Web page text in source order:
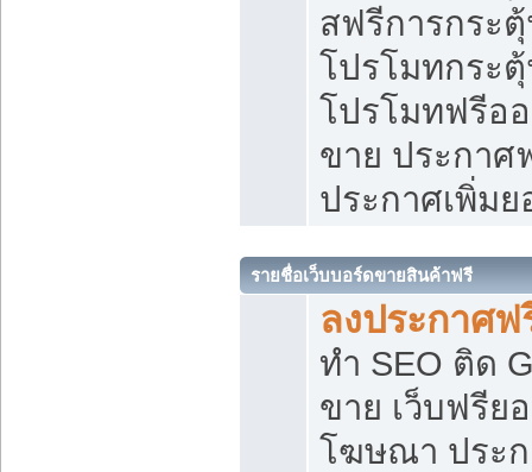
สฟรีการกระ
โปรโมทกระ
โปรโมทฟรีอ
ขาย ประกาศ
ประกาศเพิ่ม
รายชื่อเว็บบอร์ดขายสินค้าฟรี
ลงประกาศฟ
ทำ SEO ติด
ขาย เว็บฟรีย
โฆษณา ประ